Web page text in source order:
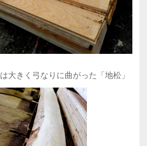
大きく弓なりに曲がった「地松」